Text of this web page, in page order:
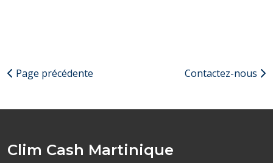
Page précédente Contactez-nous
Clim Cash Martinique